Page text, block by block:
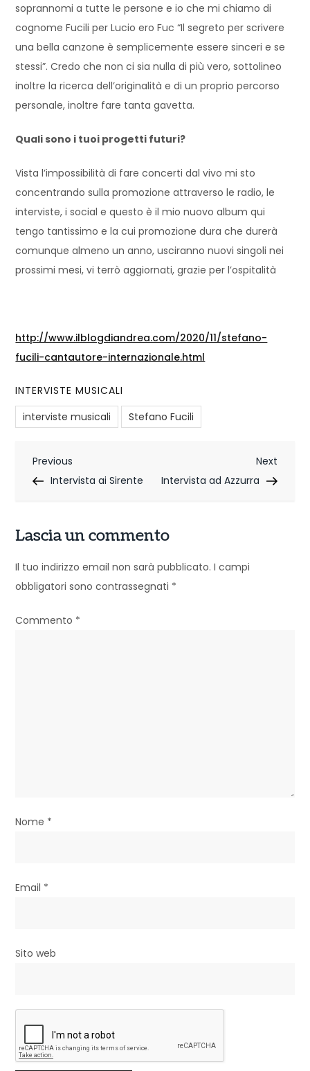
soprannomi a tutte le persone e io che mi chiamo di
cognome Fucili per Lucio ero Fuc “Il segreto per scrivere
una bella canzone è semplicemente essere sinceri e se
stessi”. Credo che non ci sia nulla di più vero, sottolineo
inoltre la ricerca dell’originalità e di un proprio percorso
personale, inoltre fare tanta gavetta.
Quali sono i tuoi progetti futuri?
Vista l’impossibilità di fare concerti dal vivo mi sto
concentrando sulla promozione attraverso le radio, le
interviste, i social e questo è il mio nuovo album qui
tengo tantissimo e la cui promozione dura che durerà
comunque almeno un anno, usciranno nuovi singoli nei
prossimi mesi, vi terrò aggiornati, grazie per l’ospitalità
http://www.ilblogdiandrea.com/2020/11/stefano-
fucili-cantautore-internazionale.html
INTERVISTE MUSICALI
interviste musicali
Stefano Fucili
N
a
i
g
a
z
t
o
i
Previous
Post
Previous
Intervista ai Sirente
Next
Post
Next
Intervista ad Azzurra
Lascia un commento
Il tuo indirizzo email non sarà pubblicato. I campi
obbligatori sono contrassegnati *
Commento *
Nome *
Email *
Sito web